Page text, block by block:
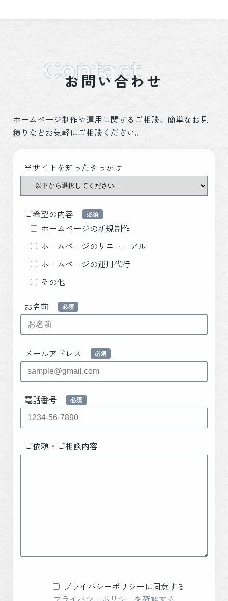
お問い合わせ
ホームページ制作や運用に関するご相談、簡単なお見
積りなどお気軽にご相談ください。
当サイトを知ったきっかけ
ご希望の内容
ホームページの新規制作
ホームページのリニューアル
ホームページの運用代行
その他
お名前
メールアドレス
電話番号
ご依頼・ご相談内容
プライバシーポリシーに同意する